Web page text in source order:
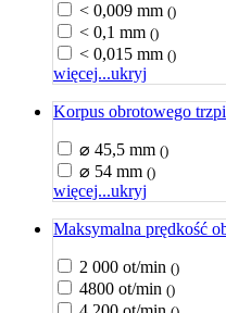
< 0,009 mm ()
< 0,1 mm ()
< 0,015 mm ()
więcej...ukryj
Korpus obrotowego
⌀ 45,5 mm ()
⌀ 54 mm ()
więcej...ukryj
Maksymalna prędkość
2 000 ot/min ()
4800 ot/min ()